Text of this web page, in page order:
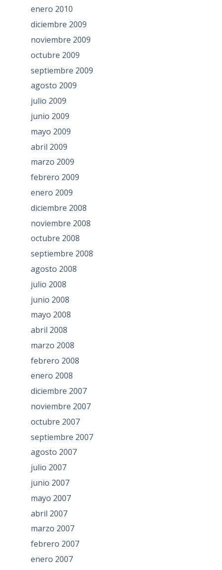
enero 2010
diciembre 2009
noviembre 2009
octubre 2009
septiembre 2009
agosto 2009
julio 2009
junio 2009
mayo 2009
abril 2009
marzo 2009
febrero 2009
enero 2009
diciembre 2008
noviembre 2008
octubre 2008
septiembre 2008
agosto 2008
julio 2008
junio 2008
mayo 2008
abril 2008
marzo 2008
febrero 2008
enero 2008
diciembre 2007
noviembre 2007
octubre 2007
septiembre 2007
agosto 2007
julio 2007
junio 2007
mayo 2007
abril 2007
marzo 2007
febrero 2007
enero 2007